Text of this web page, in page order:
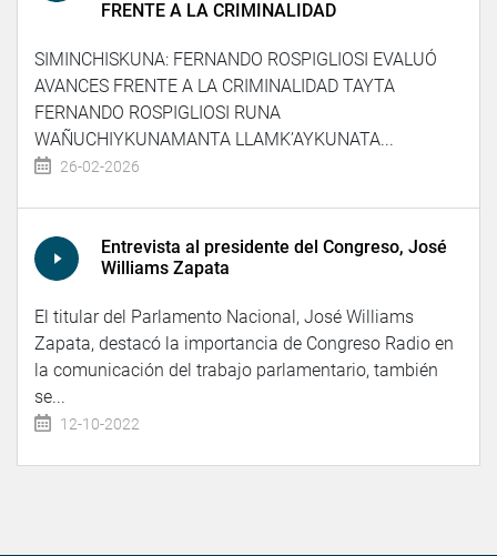
FRENTE A LA CRIMINALIDAD
SIMINCHISKUNA: FERNANDO ROSPIGLIOSI EVALUÓ
AVANCES FRENTE A LA CRIMINALIDAD TAYTA
FERNANDO ROSPIGLIOSI RUNA
WAÑUCHIYKUNAMANTA LLAMK’AYKUNATA...
26-02-2026
Entrevista al presidente del Congreso, José
Williams Zapata
El titular del Parlamento Nacional, José Williams
Zapata, destacó la importancia de Congreso Radio en
la comunicación del trabajo parlamentario, también
se...
12-10-2022